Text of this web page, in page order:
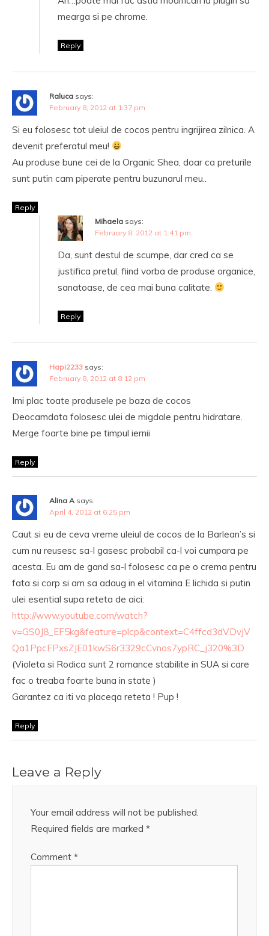
mearga si pe chrome.
Reply
Raluca says:
February 8, 2012 at 1:37 pm
Si eu folosesc tot uleiul de cocos pentru ingrijirea zilnica. A
devenit preferatul meu!
Au produse bune cei de la Organic Shea, doar ca preturile
sunt putin cam piperate pentru buzunarul meu..
Reply
Mihaela says:
February 8, 2012 at 1:41 pm
Da, sunt destul de scumpe, dar cred ca se
justifica pretul, fiind vorba de produse organice,
sanatoase, de cea mai buna calitate.
Reply
Hapi2233 says:
February 8, 2012 at 8:12 pm
Imi plac toate produsele pe baza de cocos
Deocamdata folosesc ulei de migdale pentru hidratare.
Merge foarte bine pe timpul iernii
Reply
Alina A says:
April 4, 2012 at 6:25 pm
Caut si eu de ceva vreme uleiul de cocos de la Barlean’s si
cum nu reusesc sa-l gasesc probabil ca-l voi cumpara pe
acesta. Eu am de gand sa-l folosesc ca pe o crema pentru
fata si corp si am sa adaug in el vitamina E lichida si putin
ulei esential supa reteta de aici:
http://www.youtube.com/watch?
v=GS0J8_EF5kg&feature=plcp&context=C4ffcd3dVDvjV
Qa1PpcFPxsZJE01kwS6r3329cCvnos7ypRC_j320%3D
(Violeta si Rodica sunt 2 romance stabilite in SUA si care
fac o treaba foarte buna in state )
Garantez ca iti va placeqa reteta ! Pup !
Reply
Leave a Reply
Your email address will not be published.
Required fields are marked *
Comment *